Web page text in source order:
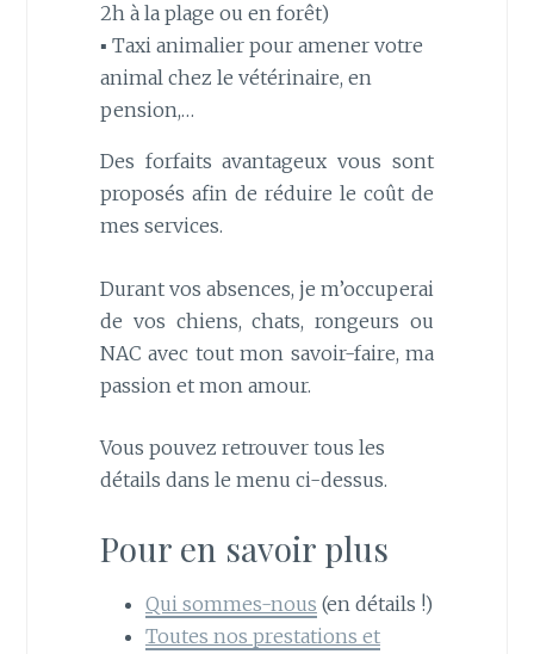
2h à la plage ou en forêt)
▪︎ Taxi animalier pour amener votre
animal chez le vétérinaire, en
pension,…
Des forfaits avantageux vous sont
proposés afin de réduire le coût de
mes services.
Durant vos absences, je m’occuperai
de vos chiens, chats, rongeurs ou
NAC avec tout mon savoir-faire, ma
passion et mon amour.
Vous pouvez retrouver tous les
détails dans le menu ci-dessus.
Pour en savoir plus
Qui sommes-nous (en détails !)
Toutes nos prestations et